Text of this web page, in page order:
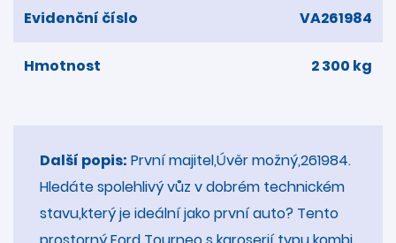
Evidenční číslo VA261984
Hmotnost 2 300 kg
Další popis: První majitel,Úvěr možný,261984.
Hledáte spolehlivý vůz v dobrém technickém
stavu,který je ideální jako první auto? Tento